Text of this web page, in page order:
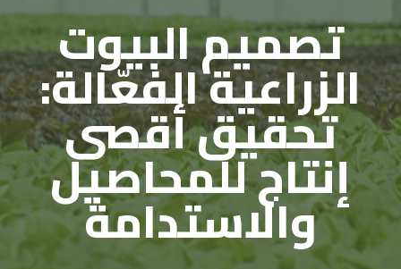
تصميم البيوت
الزراعية الفعّالة:
تحقيق أقصى
إنتاج للمحاصيل
والاستدامة